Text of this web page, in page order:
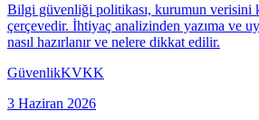
Bilgi güvenliği politikası, kurumun verisini
çerçevedir. İhtiyaç analizinden yazıma ve
nasıl hazırlanır ve nelere dikkat edilir.
GüvenlikKVKK
3 Haziran 2026